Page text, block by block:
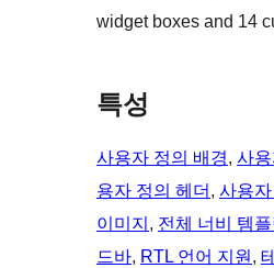
widget boxes and 14
특성
사용자 정의 배경, 사
용자 정의 헤더 , 사용
이미지 , 전체 너비 템플
드바, RTL 언어 지원 ,